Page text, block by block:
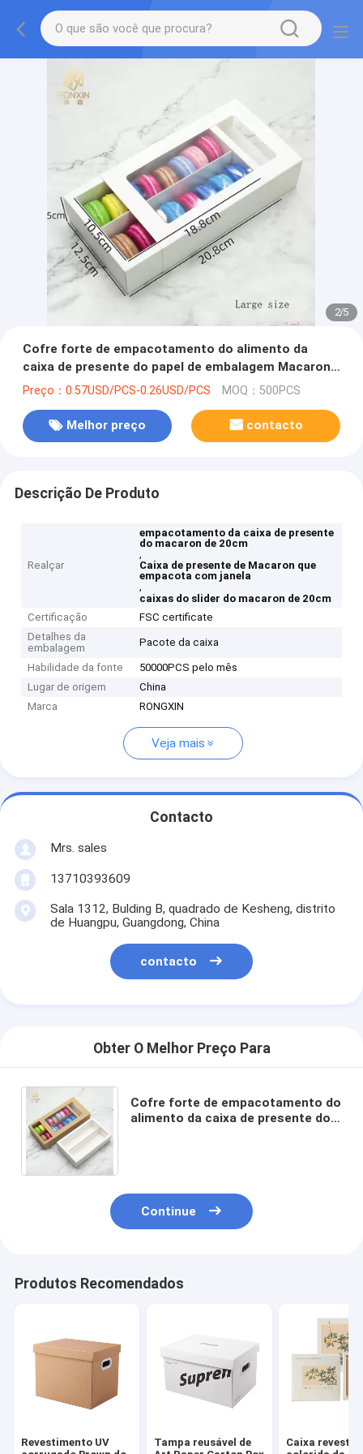
2/5
Cofre forte de empacotamento do alimento da
caixa de presente do papel de embalagem Macaron
de 20cm com janela
Preço：0.57USD/PCS-0.26USD/PCS MOQ：500PCS
Melhor preço contacto
Descrição De Produto
Realçar
empacotamento da caixa de presente
do macaron de 20cm
,
Caixa de presente de Macaron que
empacota com janela
,
caixas do slider do macaron de 20cm
Certificação
FSC certificate
Detalhes da
embalagem
Pacote da caixa
Habilidade da fonte
50000PCS pelo mês
Lugar de origem
China
Marca
RONGXIN
Veja mais
Contacto
Mrs. sales
13710393609
Sala 1312, Bulding B, quadrado de Kesheng, distrito
de Huangpu, Guangdong, China
contacto
Obter O Melhor Preço Para
Cofre forte de empacotamento do
alimento da caixa de presente do
Continue
Produtos Recomendados
Revestimento UV
Tampa reusável de
Caixa